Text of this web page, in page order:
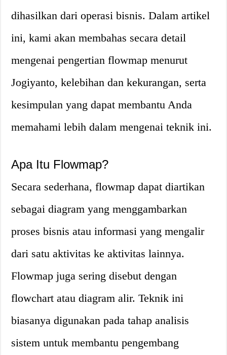
dihasilkan dari operasi bisnis. Dalam artikel
ini, kami akan membahas secara detail
mengenai pengertian flowmap menurut
Jogiyanto, kelebihan dan kekurangan, serta
kesimpulan yang dapat membantu Anda
memahami lebih dalam mengenai teknik ini.
Apa Itu Flowmap?
Secara sederhana, flowmap dapat diartikan
sebagai diagram yang menggambarkan
proses bisnis atau informasi yang mengalir
dari satu aktivitas ke aktivitas lainnya.
Flowmap juga sering disebut dengan
flowchart atau diagram alir. Teknik ini
biasanya digunakan pada tahap analisis
sistem untuk membantu pengembang